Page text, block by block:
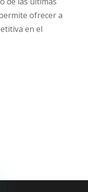
ofrecer a
en el